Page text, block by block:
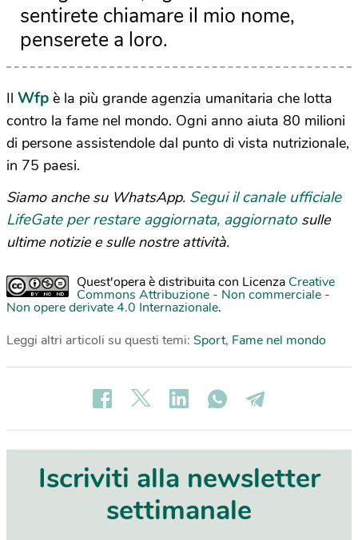
sentirete chiamare il mio nome,
penserete a loro.
Il Wfp è la più grande agenzia umanitaria che lotta
contro la fame nel mondo. Ogni anno aiuta 80 milioni
di persone assistendole dal punto di vista nutrizionale,
in 75 paesi.
Siamo anche su WhatsApp. Segui il canale ufficiale
LifeGate per restare aggiornata, aggiornato sulle
ultime notizie e sulle nostre attività.
Quest'opera è distribuita con Licenza Creative
Commons Attribuzione - Non commerciale -
Non opere derivate 4.0 Internazionale.
Leggi altri articoli su questi temi: Sport, Fame nel mondo
Iscriviti alla newsletter
settimanale